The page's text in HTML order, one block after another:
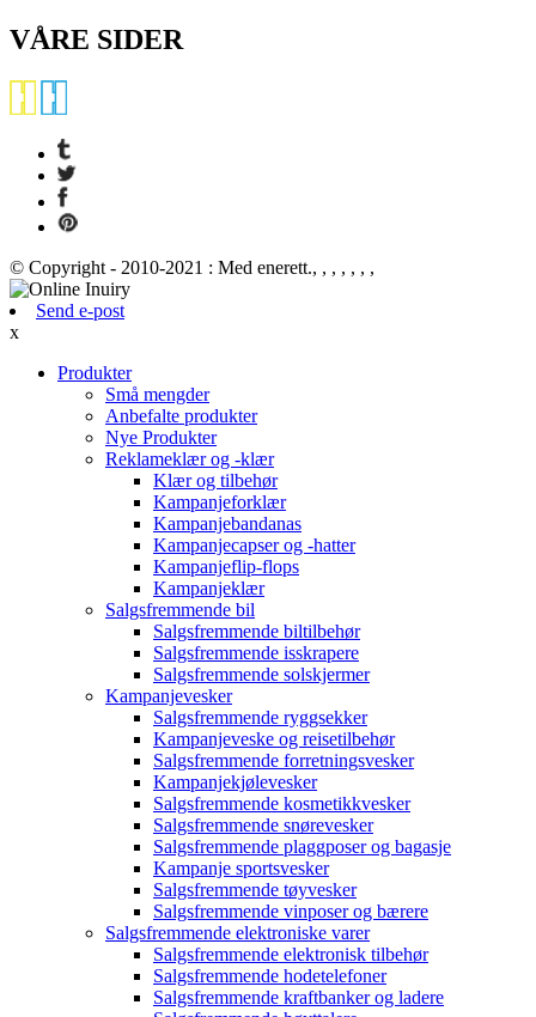
VÅRE SIDER
© Copyright - 2010-2021 : Med enerett., , , , , , ,
Send e-post
x
Produkter
Små mengder
Anbefalte produkter
Nye Produkter
Reklameklær og -klær
Klær og tilbehør
Kampanjeforklær
Kampanjebandanas
Kampanjecapser og -hatter
Kampanjeflip-flops
Kampanjeklær
Salgsfremmende bil
Salgsfremmende biltilbehør
Salgsfremmende isskrapere
Salgsfremmende solskjermer
Kampanjevesker
Salgsfremmende ryggsekker
Kampanjeveske og reisetilbehør
Salgsfremmende forretningsvesker
Kampanjekjølevesker
Salgsfremmende kosmetikkvesker
Salgsfremmende snørevesker
Salgsfremmende plaggposer og bagasje
Kampanje sportsvesker
Salgsfremmende tøyvesker
Salgsfremmende vinposer og bærere
Salgsfremmende elektroniske varer
Salgsfremmende elektronisk tilbehør
Salgsfremmende hodetelefoner
Salgsfremmende kraftbanker og ladere